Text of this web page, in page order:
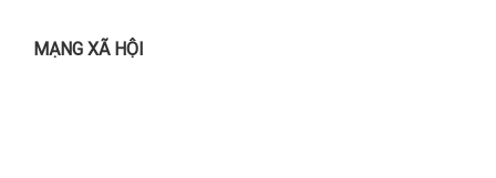
MẠNG XÃ HỘI